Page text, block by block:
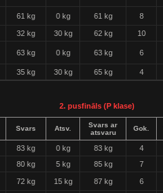
61 kg 0 kg 61 kg 8
32 kg 30 kg 62 kg 10
63 kg 0 kg 63 kg 6
35 kg 30 kg 65 kg 4
2. pusfināls (P klase)
Svars Atsv.
Svars ar
atsvaru
Gok.
83 kg 0 kg 83 kg 4
80 kg 5 kg 85 kg 7
72 kg 15 kg 87 kg 6